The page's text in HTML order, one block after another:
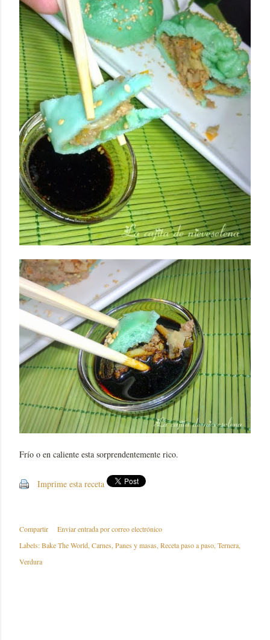
Frío o en caliente esta sorprendentemente rico.
Imprime esta receta
Compartir
Enviar entrada por correo electrónico
Labels:Bake The World Carnes Panes y masas Receta paso a paso Ternera
Verdura